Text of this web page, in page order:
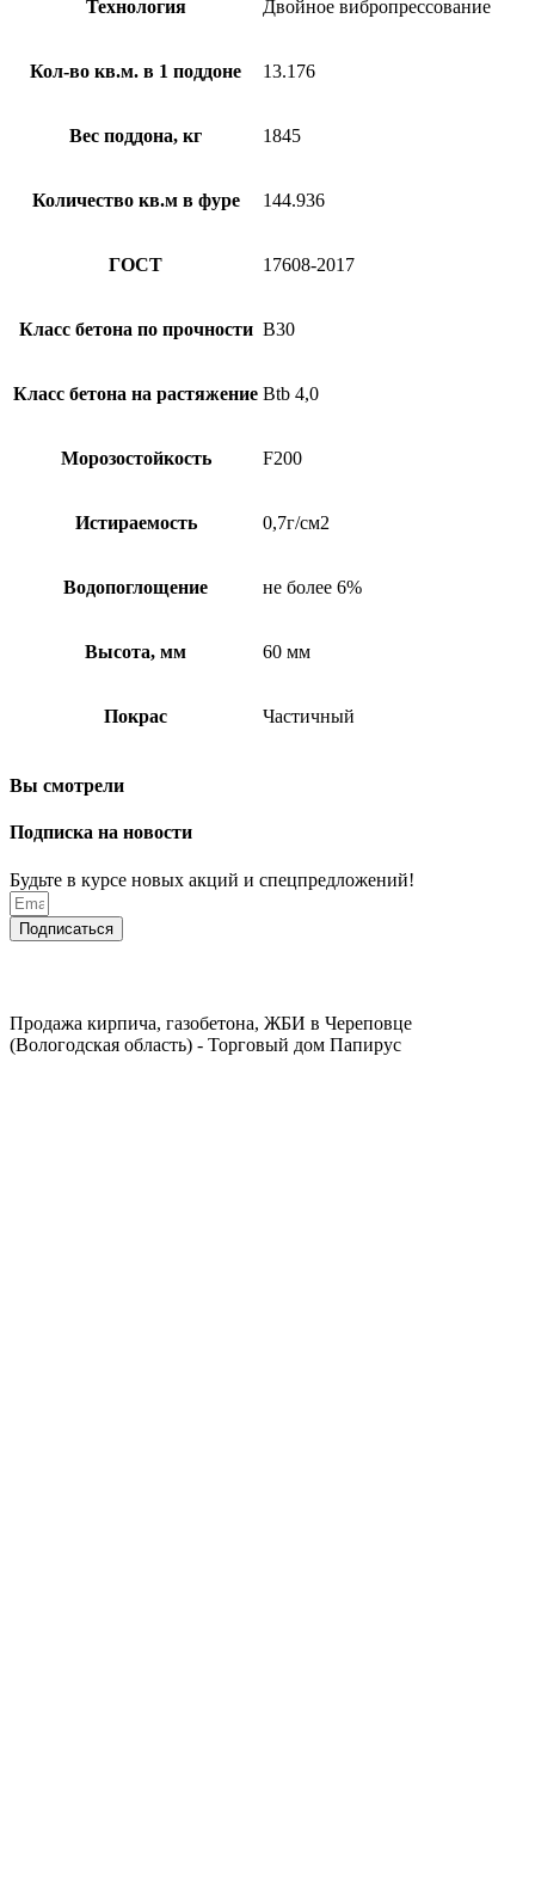
Технология Двойное вибропрессование
Кол-во кв.м. в 1 поддоне 13.176
Вес поддона, кг 1845
Количество кв.м в фуре 144.936
ГОСТ 17608-2017
Класс бетона по прочности B30
Класс бетона на растяжение Btb 4,0
Морозостойкость F200
Истираемость 0,7г/см2
Водопоглощение не более 6%
Высота, мм 60 мм
Покрас Частичный
Вы смотрели
Подписка на новости
Будьте в курсе новых акций и спецпредложений!
Подписаться
Продажа кирпича, газобетона, ЖБИ в Череповце
(Вологодская область) - Торговый дом Папирус